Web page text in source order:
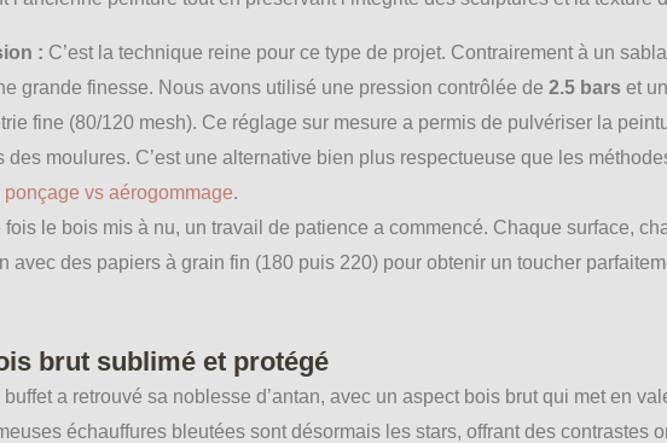
: C’est la technique reine pour ce type de projet. Contrairement à un
grande finesse. Nous avons utilisé une pression contrôlée de 2.5 bars et
fine (80/120 mesh). Ce réglage sur mesure a permis de pulvériser la
moulures. C’est une alternative bien plus respectueuse que les
ponçage vs aérogommage.
fois le bois mis à nu, un travail de patience a commencé. Chaque surface,
avec des papiers à grain fin (180 puis 220) pour obtenir un toucher
brut sublimé et protégé
a retrouvé sa noblesse d’antan, avec un aspect bois brut qui met en
échauffures bleutées sont désormais les stars, offrant des contrastes